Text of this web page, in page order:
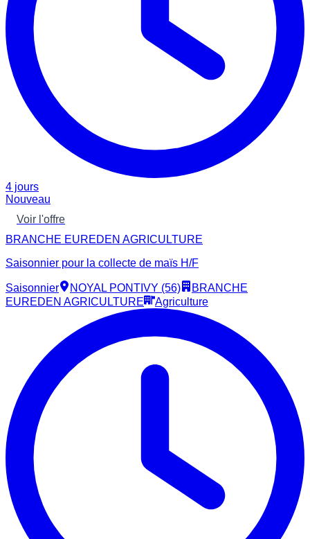
4 jours
Nouveau
Voir l'offre
BRANCHE EUREDEN AGRICULTURE
Saisonnier pour la collecte de maïs H/F
Saisonnier NOYAL PONTIVY (56)
BRANCHE
EUREDEN AGRICULTURE
Agriculture